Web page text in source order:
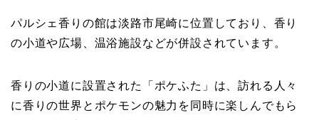
パルシェ香りの館は淡路市尾崎に位置しており、香り
の小道や広場、温浴施設などが併設されています。
香りの小道に設置された「ポケふた」は、訪れる人々
に香りの世界とポケモンの魅力を同時に楽しんでもら